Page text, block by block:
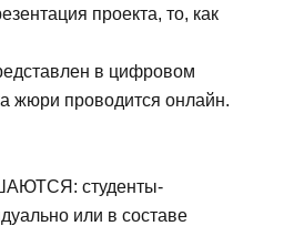
проекта, то, как
в цифровом
жюри проводится онлайн.
студенты-
или в составе